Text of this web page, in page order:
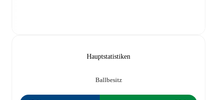
Hauptstatistiken
Ballbesitz